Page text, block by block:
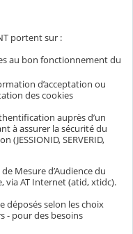
portent sur :
au bon fonctionnement du
d’acceptation ou
des cookies
auprès d’un
à assurer la sécurité du
(JESSIONID, SERVERID,
Mesure d’Audience du
via AT Internet (atid, xtidc).
déposés selon les choix
- pour des besoins